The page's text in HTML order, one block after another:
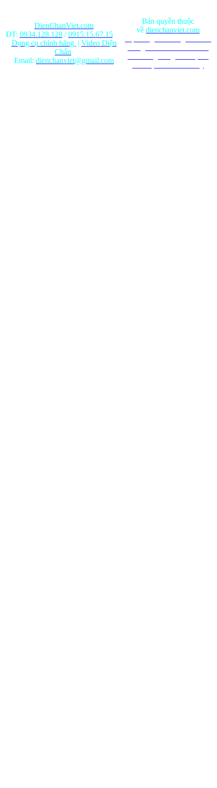
DienChanViet.com
ĐT: 0934.128.128/0915.15.67.15
Dụng cụ chính hãng | Video Diện
Chẩn
Email: dienchanviet@gmail.com
Bản quyền thuộc
về dienchanviet.com